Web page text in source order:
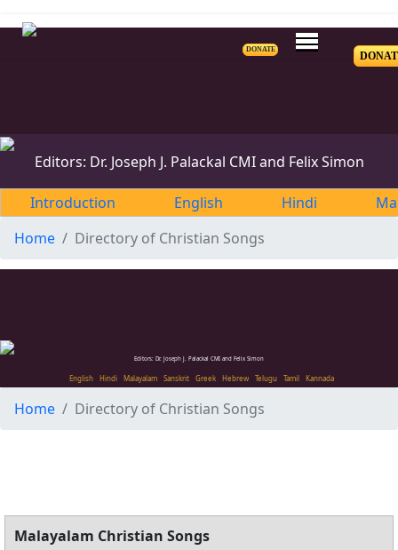
DONATE
Editors: Dr. Joseph J. Palackal CMI and Felix Simon
Introduction English Hindi
Home
Directory of Christian Songs
Editors: Dr. Joseph J. Palackal CMI and Felix Simon
English Hindi Malayalam Sanskrit Greek Hebrew Telugu Tamil Kannada
Home Directory of Christian Songs
Malayalam Christian Songs